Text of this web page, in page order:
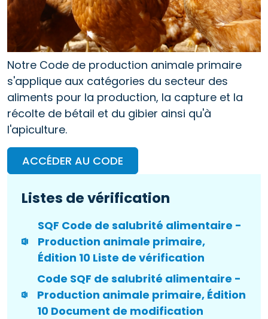
Notre Code de production animale primaire
s'applique aux catégories du secteur des
aliments pour la production, la capture et la
récolte de bétail et du gibier ainsi qu'à
l'apiculture.
ACCÉDER AU CODE
Listes de vérification
SQF Code de salubrité alimentaire -
Production animale primaire,
Édition 10 Liste de vérification
Code SQF de salubrité alimentaire -
Production animale primaire, Édition
10 Document de modification